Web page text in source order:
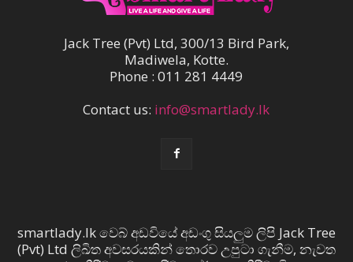
Jack Tree (Pvt) Ltd, 300/13 Bird Park,
Madiwela, Kotte.
Phone : 011 281 4449
Contact us: info@smartlady.lk
smartlady.lk වෙබ් අඩවියේ අඩංගු සියලුම ලිපි Jack Tree
(Pvt) Ltd ලිඛිත අවසරයකින් තොරව උපුටා ගැනීම, නැවත